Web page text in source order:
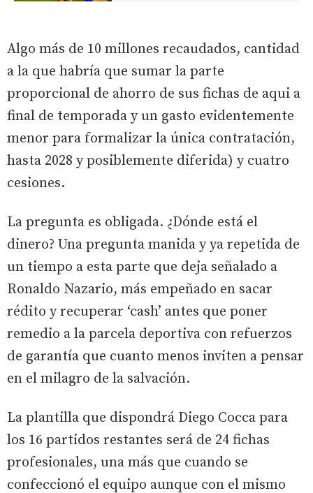
Algo más de 10 millones recaudados, cantidad
a la que habría que sumar la parte
proporcional de ahorro de sus fichas de aqui a
final de temporada y un gasto evidentemente
menor para formalizar la única contratación,
hasta 2028 y posiblemente diferida) y cuatro
cesiones.
La pregunta es obligada. ¿Dónde está el
dinero? Una pregunta manida y ya repetida de
un tiempo a esta parte que deja señalado a
Ronaldo Nazario, más empeñado en sacar
rédito y recuperar ‘cash’ antes que poner
remedio a la parcela deportiva con refuerzos
de garantía que cuanto menos inviten a pensar
en el milagro de la salvación.
La plantilla que dispondrá Diego Cocca para
los 16 partidos restantes será de 24 fichas
profesionales, una más que cuando se
confeccionó el equipo aunque con el mismo